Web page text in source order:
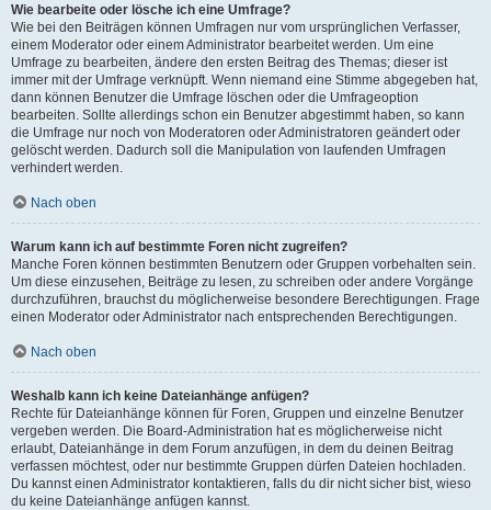
Wie bearbeite oder lösche ich eine Umfrage?
Wie bei den Beiträgen können Umfragen nur vom ursprünglichen Verfasser,
einem Moderator oder einem Administrator bearbeitet werden. Um eine
Umfrage zu bearbeiten, ändere den ersten Beitrag des Themas; dieser ist
immer mit der Umfrage verknüpft. Wenn niemand eine Stimme abgegeben hat,
dann können Benutzer die Umfrage löschen oder die Umfrageoption
bearbeiten. Sollte allerdings schon ein Benutzer abgestimmt haben, so kann
die Umfrage nur noch von Moderatoren oder Administratoren geändert oder
gelöscht werden. Dadurch soll die Manipulation von laufenden Umfragen
verhindert werden.
Nach oben
Warum kann ich auf bestimmte Foren nicht zugreifen?
Manche Foren können bestimmten Benutzern oder Gruppen vorbehalten sein.
Um diese einzusehen, Beiträge zu lesen, zu schreiben oder andere Vorgänge
durchzuführen, brauchst du möglicherweise besondere Berechtigungen. Frage
einen Moderator oder Administrator nach entsprechenden Berechtigungen.
Nach oben
Weshalb kann ich keine Dateianhänge anfügen?
Rechte für Dateianhänge können für Foren, Gruppen und einzelne Benutzer
vergeben werden. Die Board-Administration hat es möglicherweise nicht
erlaubt, Dateianhänge in dem Forum anzufügen, in dem du deinen Beitrag
verfassen möchtest, oder nur bestimmte Gruppen dürfen Dateien hochladen.
Du kannst einen Administrator kontaktieren, falls du dir nicht sicher bist, wieso
du keine Dateianhänge anfügen kannst.